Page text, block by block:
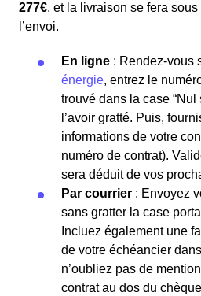
277€, et la livraison se fera sous
l’envoi.
En ligne : Rendez-vous
énergie, entrez le
trouvé dans la case “Nul
l’avoir gratté. Puis,
informations de votre
numéro de contrat).
sera déduit de vos
Par courrier : Envoyez
sans gratter la case
Incluez également une
de votre échéancier
n’oubliez pas de
contrat au dos du